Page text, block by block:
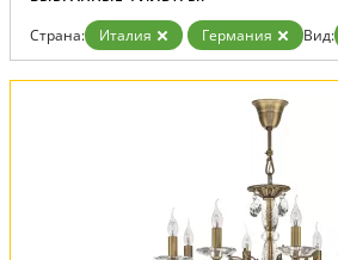
Страна: Италия Германия Вид: